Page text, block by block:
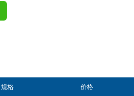
规格 价格